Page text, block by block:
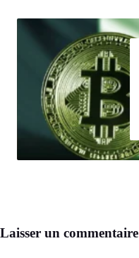
Laisser un commentaire